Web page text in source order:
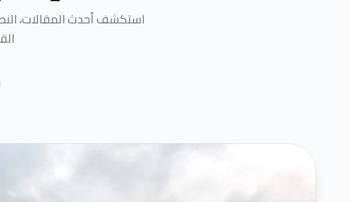
استكشف أحدث المقالات،